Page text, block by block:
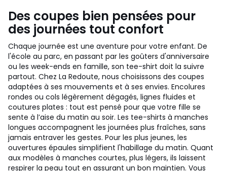
Des coupes bien pensées pour
des journées tout confort
Chaque journée est une aventure pour votre enfant. De
l'école au parc, en passant par les goûters d'anniversaire
ou les week-ends en famille, son tee-shirt doit la suivre
partout. Chez La Redoute, nous choisissons des coupes
adaptées à ses mouvements et à ses envies. Encolures
rondes ou cols légèrement dégagés, lignes fluides et
coutures plates : tout est pensé pour que votre fille se
sente à l’aise du matin au soir. Les tee-shirts à manches
longues accompagnent les journées plus fraîches, sans
jamais entraver les gestes. Pour les plus jeunes, les
ouvertures épaules simplifient l'habillage du matin. Quant
aux modèles à manches courtes, plus légers, ils laissent
respirer la peau tout en assurant un bon maintien. Vous